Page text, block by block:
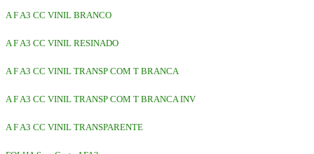
A F A3 CC VINIL BRANCO
A F A3 CC VINIL RESINADO
A F A3 CC VINIL TRANSP COM T BRANCA
A F A3 CC VINIL TRANSP COM T BRANCA INV
A F A3 CC VINIL TRANSPARENTE